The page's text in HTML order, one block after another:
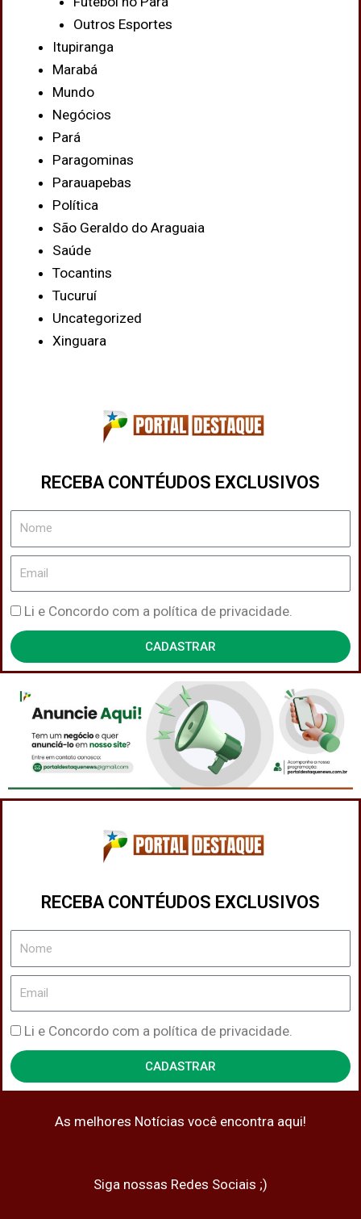
Outros Esportes
Itupiranga
Marabá
Mundo
Negócios
Pará
Paragominas
Parauapebas
Política
São Geraldo do Araguaia
Saúde
Tocantins
Tucuruí
Uncategorized
Xinguara
RECEBA CONTÉUDOS EXCLUSIVOS
Nome
Email
Política
de
Privacidade
Li e Concordo com a política de privacidade.
CADASTRAR
RECEBA CONTÉUDOS EXCLUSIVOS
Nome
Email
Política
de
Privacidade
Li e Concordo com a política de privacidade.
CADASTRAR
As melhores Notícias você encontra aqui!
Siga nossas Redes Sociais ;)